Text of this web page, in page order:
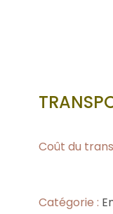
Coût du
Catégorie :